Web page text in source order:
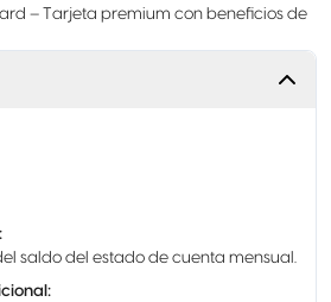
– Tarjeta premium con beneficios de
:
saldo del estado de cuenta mensual.
: